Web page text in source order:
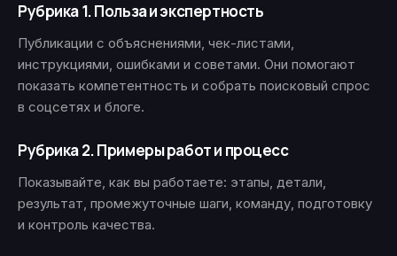
Рубрика 1. Польза и экспертность
Публикации с объяснениями, чек-листами,
инструкциями, ошибками и советами. Они помогают
показать компетентность и собрать поисковый спрос
в соцсетях и блоге.
Рубрика 2. Примеры работ и процесс
Показывайте, как вы работаете: этапы, детали,
результат, промежуточные шаги, команду, подготовку
и контроль качества.